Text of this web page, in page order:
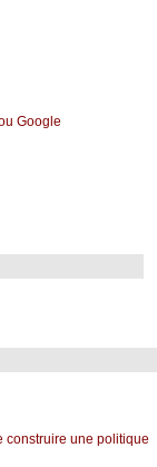
Google
construire une politique